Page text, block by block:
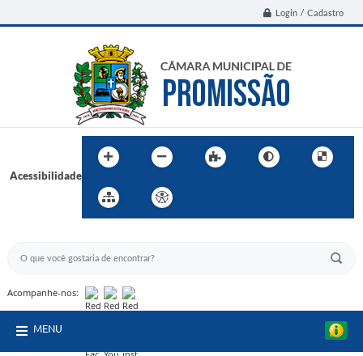
Login / Cadastro
Acessibilidade
Acompanhe-nos:
MENU